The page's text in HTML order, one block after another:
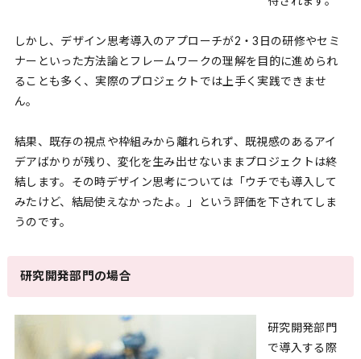
しかし、デザイン思考導入のアプローチが2・3日の研修やセミ
ナーといった方法論とフレームワークの理解を目的に進められ
ることも多く、実際のプロジェクトでは上手く実践できませ
ん。
結果、既存の視点や枠組みから離れられず、既視感のあるアイ
デアばかりが残り、変化を生み出せないままプロジェクトは終
結します。その時デザイン思考については「ウチでも導入して
みたけど、結局使えなかったよ。」という評価を下されてしま
うのです。
研究開発部門の場合
研究開発部門
で導入する際